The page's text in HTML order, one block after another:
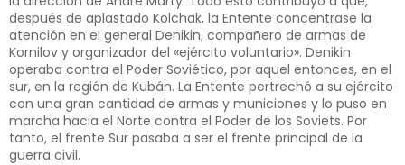
después de aplastado Kolchak, la Entente concentrase la
atención en el general Denikin, compañero de armas de
Kornilov y organizador del «ejército voluntario». Denikin
operaba contra el Poder Soviético, por aquel entonces, en el
sur, en la región de Kubán. La Entente pertrechó a su ejército
con una gran cantidad de armas y municiones y lo puso en
marcha hacia el Norte contra el Poder de los Soviets. Por
tanto, el frente Sur pasaba a ser el frente principal de la
guerra civil.